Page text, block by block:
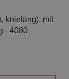
knielang), mit
- 4080